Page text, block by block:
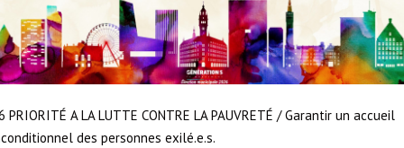
PRIORITÉ A LA LUTTE CONTRE LA PAUVRETÉ / Garantir un accueil
des personnes exilé.e.s.